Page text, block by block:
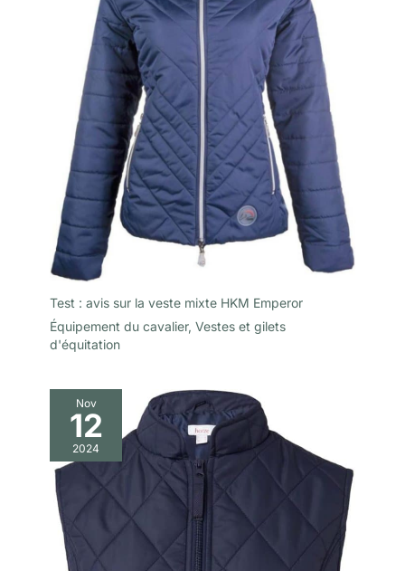
Test : avis sur la veste mixte HKM Emperor
Équipement du cavalier, Vestes et gilets
d'équitation
Nov
12
2024